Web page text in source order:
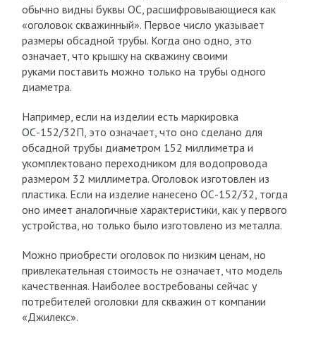
обычно видны буквы ОС, расшифровывающиеся как
«оголовок скважинный». Первое число указывает
размеры обсадной трубы. Когда оно одно, это
означает, что крышку на скважину своими
руками поставить можно только на трубы одного
диаметра.
Например, если на изделии есть маркировка
ОС-152/32П, это означает, что оно сделано для
обсадной трубы диаметром 152 миллиметра и
укомплектовано переходником для водопровода
размером 32 миллиметра. Оголовок изготовлен из
пластика. Если на изделие нанесено ОС-152/32, тогда
оно имеет аналогичные характеристики, как у первого
устройства, но только было изготовлено из металла.
Можно приобрести оголовок по низким ценам, но
привлекательная стоимость не означает, что модель
качественная. Наиболее востребованы сейчас у
потребителей оголовки для скважин от компании
«Джилекс».